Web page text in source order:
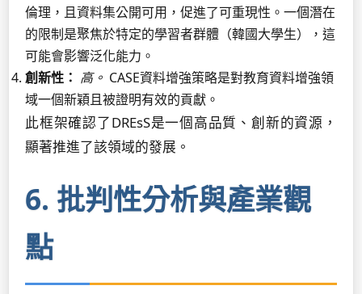
倫理，且資料集公開可用，促進了可重現性。一個潛在
的限制是聚焦於特定的學習者群體（韓國大學生），這
可能會影響泛化能力。
創新性： 高。 CASE資料增強策略是對教育資料增強領
域一個新穎且被證明有效的貢獻。
此框架確認了DREsS是一個高品質、創新的資源，
顯著推進了該領域的發展。
6. 批判性分析與產業觀
點